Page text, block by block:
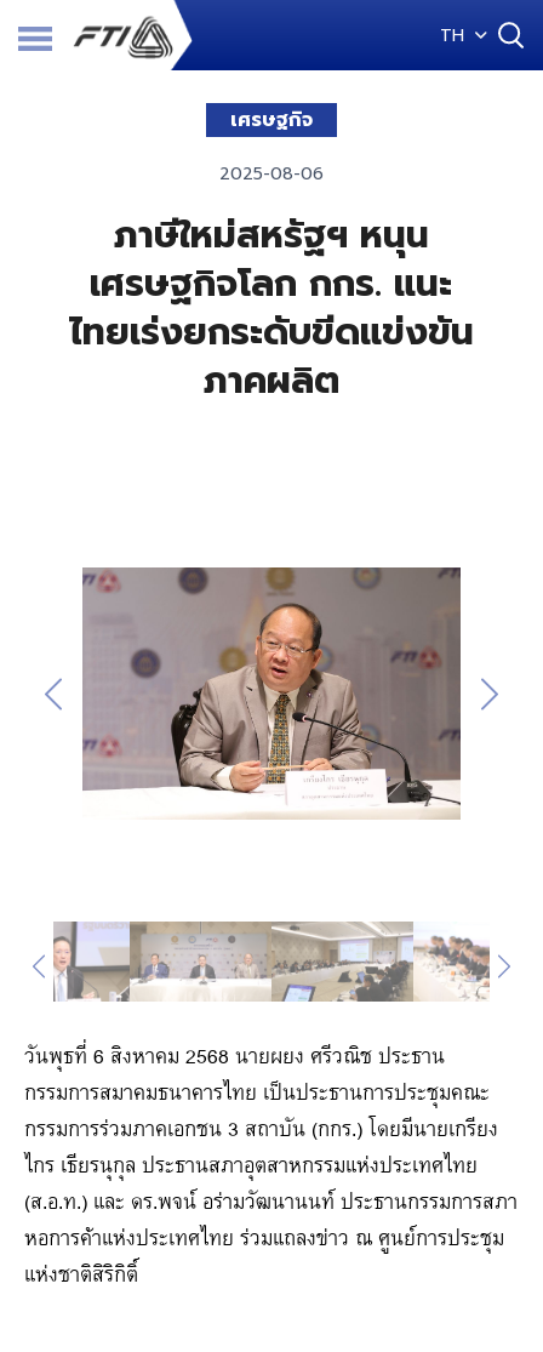
TH
เศรษฐกิจ
2025-08-06
ภาษีใหม่สหรัฐฯ หนุน
เศรษฐกิจโลก กกร. แนะ
ไทยเร่งยกระดับขีดแข่งขัน
ภาคผลิต
วันพุธที่ 6 สิงหาคม 2568 นายผยง ศรีวณิช ประธาน
กรรมการสมาคมธนาคารไทย เป็นประธานการประชุมคณะ
กรรมการร่วมภาคเอกชน 3 สถาบัน (กกร.) โดยมีนายเกรียง
ไกร เธียรนุกุล ประธานสภาอุตสาหกรรมแห่งประเทศไทย
(ส.อ.ท.) และ ดร.พจน์ อร่ามวัฒนานนท์ ประธานกรรมการสภา
หอการค้าแห่งประเทศไทย ร่วมแถลงข่าว ณ ศูนย์การประชุม
แห่งชาติสิริกิติ์